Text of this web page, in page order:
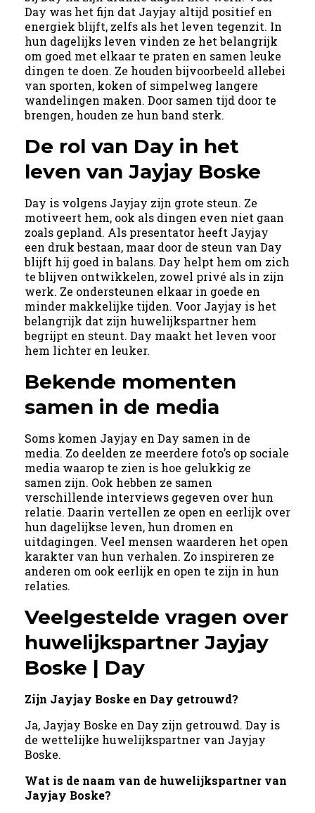
Day was het fijn dat Jayjay altijd positief en
energiek blijft, zelfs als het leven tegenzit. In
hun dagelijks leven vinden ze het belangrijk
om goed met elkaar te praten en samen leuke
dingen te doen. Ze houden bijvoorbeeld allebei
van sporten, koken of simpelweg langere
wandelingen maken. Door samen tijd door te
brengen, houden ze hun band sterk.
De rol van Day in het
leven van Jayjay Boske
Day is volgens Jayjay zijn grote steun. Ze
motiveert hem, ook als dingen even niet gaan
zoals gepland. Als presentator heeft Jayjay
een druk bestaan, maar door de steun van Day
blijft hij goed in balans. Day helpt hem om zich
te blijven ontwikkelen, zowel privé als in zijn
werk. Ze ondersteunen elkaar in goede en
minder makkelijke tijden. Voor Jayjay is het
belangrijk dat zijn huwelijkspartner hem
begrijpt en steunt. Day maakt het leven voor
hem lichter en leuker.
Bekende momenten
samen in de media
Soms komen Jayjay en Day samen in de
media. Zo deelden ze meerdere foto’s op sociale
media waarop te zien is hoe gelukkig ze
samen zijn. Ook hebben ze samen
verschillende interviews gegeven over hun
relatie. Daarin vertellen ze open en eerlijk over
hun dagelijkse leven, hun dromen en
uitdagingen. Veel mensen waarderen het open
karakter van hun verhalen. Zo inspireren ze
anderen om ook eerlijk en open te zijn in hun
relaties.
Veelgestelde vragen over
huwelijkspartner Jayjay
Boske | Day
Zijn Jayjay Boske en Day getrouwd?
Ja, Jayjay Boske en Day zijn getrouwd. Day is
de wettelijke huwelijkspartner van Jayjay
Boske.
Wat is de naam van de huwelijkspartner van
Jayjay Boske?